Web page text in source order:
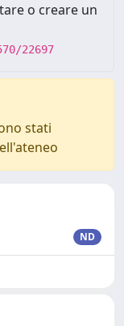
o creare un
22697
stati
ND